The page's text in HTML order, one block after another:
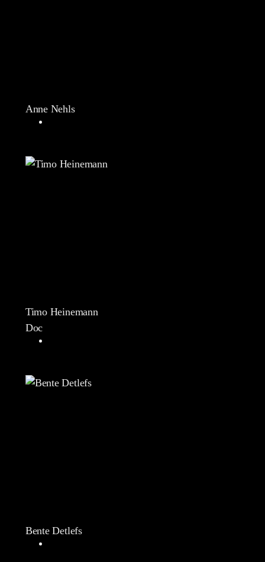
Anne Nehls
Timo Heinemann
Doc
Bente Detlefs